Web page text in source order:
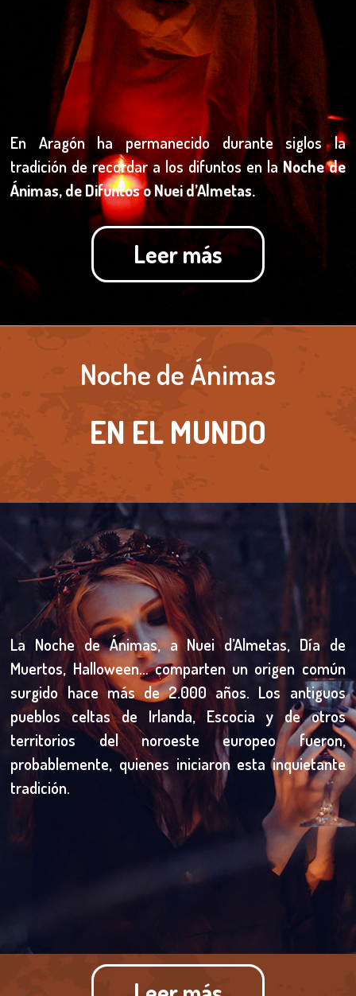
En Aragón ha permanecido durante siglos la
tradición de recordar a los difuntos en laNoche de
Ánimas, de Difuntos o Nuei d’Almetas.
Leer más
Noche de Ánimas
EN EL MUNDO
La Noche de Ánimas, a Nuei d’Almetas, Día de
Muertos, Halloween… comparten un origen común
surgido hace más de 2.000 años. Los antiguos
pueblos celtas de Irlanda, Escocia y de otros
territorios del noroeste europeo fueron,
probablemente, quienes iniciaron esta inquietante
tradición.